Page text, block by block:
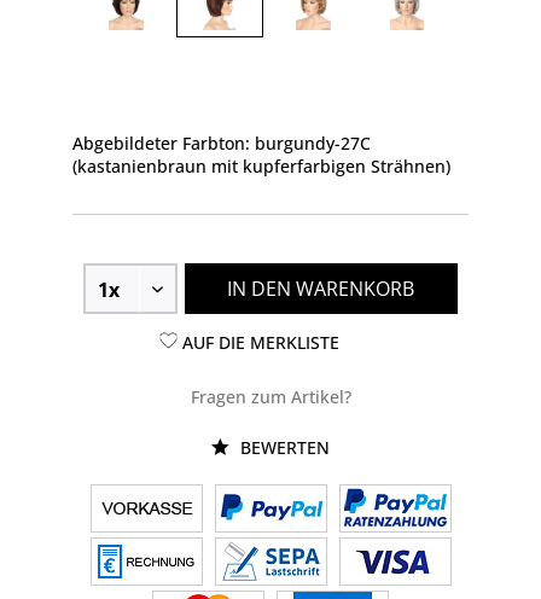
Abgebildeter Farbton: burgundy-27C
(kastanienbraun mit kupferfarbigen Strähnen)
IN DEN WARENKORB
AUF DIE MERKLISTE
Fragen zum Artikel?
BEWERTEN